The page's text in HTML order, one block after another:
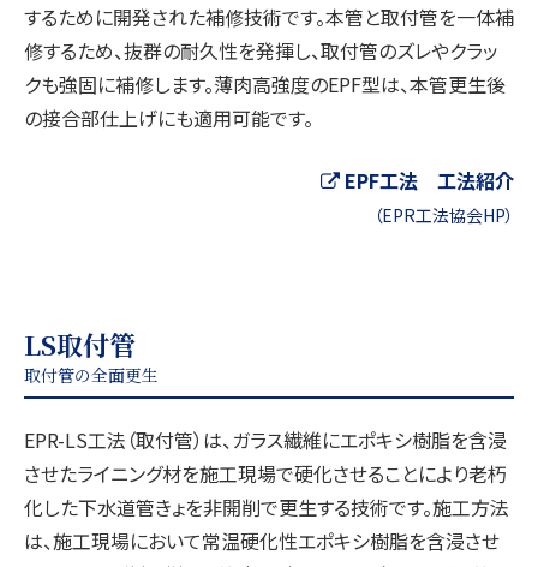
するために開発された補修技術です。本管と取付管を一体補
修するため、抜群の耐久性を発揮し、取付管のズレやクラッ
クも強固に補修します。薄肉高強度のEPF型は、本管更生後
の接合部仕上げにも適用可能です。
EPF工法 工法紹介
（EPR工法協会HP）
LS取付管
取付管の全面更生
EPR-LS工法（取付管）は、ガラス繊維にエポキシ樹脂を含浸
させたライニング材を施工現場で硬化させることにより老朽
化した下水道管きょを非開削で更生する技術です。施工方法
は、施工現場において常温硬化性エポキシ樹脂を含浸させ